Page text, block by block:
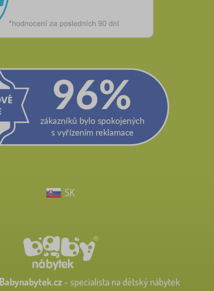
SK
Babynabytek.cz- specialista na dětský nábytek